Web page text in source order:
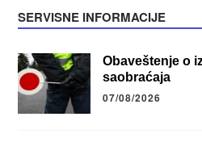
SERVISNE INFORMACIJE
Obaveštenje o
saobraćaja
07/08/2026